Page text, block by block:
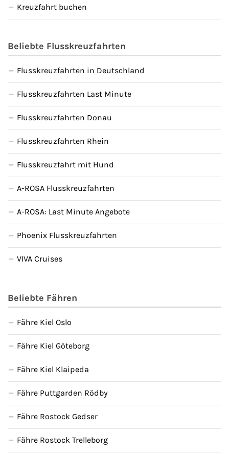
Kreuzfahrt buchen
Beliebte Flusskreuzfahrten
Flusskreuzfahrten in Deutschland
Flusskreuzfahrten Last Minute
Flusskreuzfahrten Donau
Flusskreuzfahrten Rhein
Flusskreuzfahrt mit Hund
A-ROSA Flusskreuzfahrten
A-ROSA: Last Minute Angebote
Phoenix Flusskreuzfahrten
VIVA Cruises
Beliebte Fähren
Fähre Kiel Oslo
Fähre Kiel Göteborg
Fähre Kiel Klaipeda
Fähre Puttgarden Rödby
Fähre Rostock Gedser
Fähre Rostock Trelleborg